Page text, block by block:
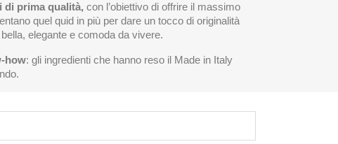
di prima qualità,con l’obiettivo di offrire il massimo
quel quid in più per dare un tocco di originalità
elegante e comoda da vivere.
how: gli ingredienti che hanno reso il Made in Italy